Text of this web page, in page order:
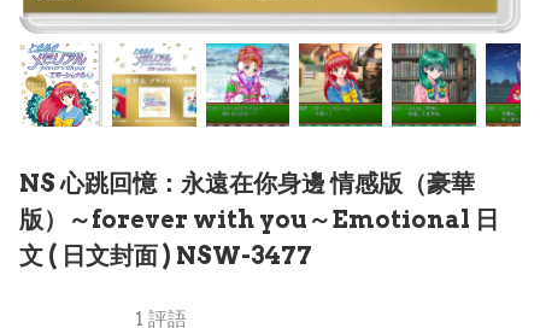
NS 心跳回憶：永遠在你身邊 情感版（豪華
版）～forever with you～Emotional 日
文 ( 日文封面 ) NSW-3477
1 評語